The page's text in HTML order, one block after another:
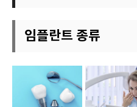
임플란트 종류